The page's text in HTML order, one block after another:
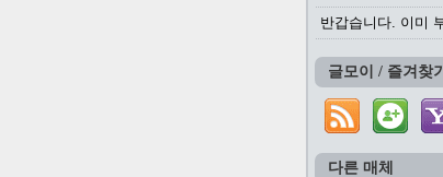
글모이 / 즐겨찾기
다른 매체